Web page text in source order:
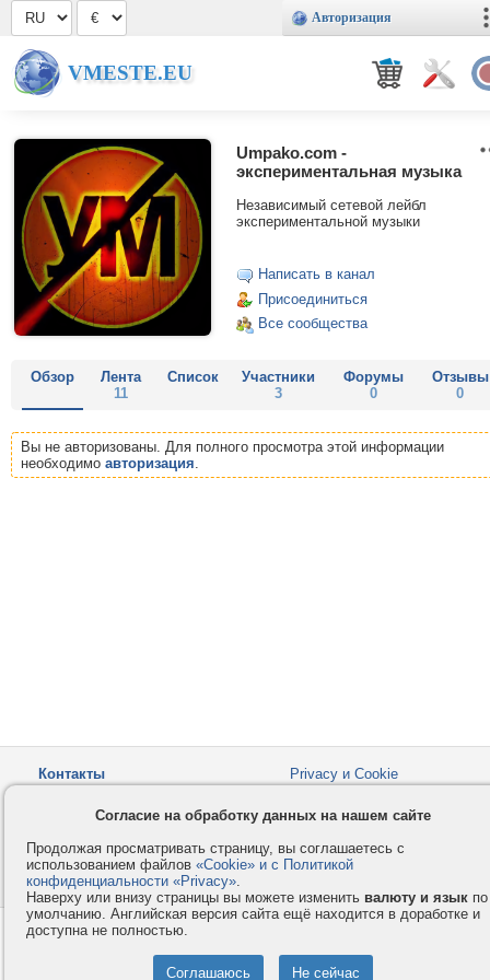
Авторизация
VMESTE.EU
Umpako.com -
экспериментальная музыка
Независимый сетевой лейбл
экспериментальной музыки
Написать в канал
Присоединиться
Все сообщества
Обзор
Лента
11
Список
Участники
3
Форумы
0
Отзывы
0
Вы не авторизованы. Для полного просмотра этой информации
необходимо авторизация.
Контакты
Privacy и Cookie
Как оплатить
Форумы
© 2008-2026VMESTE.EU
Согласие на обработку данных на нашем сайте
Продолжая просматривать страницу, вы соглашаетесь с
использованием файлов «Cookie» и с Политикой
конфиденциальности «Privacy».
Наверху или внизу страницы вы можете изменить валюту и язык по
умолчанию. Английская версия сайта ещё находится в доработке и
доступна не полностью.